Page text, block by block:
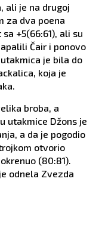
ali je na drugoj
za dva poena
+5(66:61), ali su
Čair i ponovo
je bila do
koja je
broba, a
utakmice Džons je
a da je pogodio
otvorio
(80:81).
odnela Zvezda